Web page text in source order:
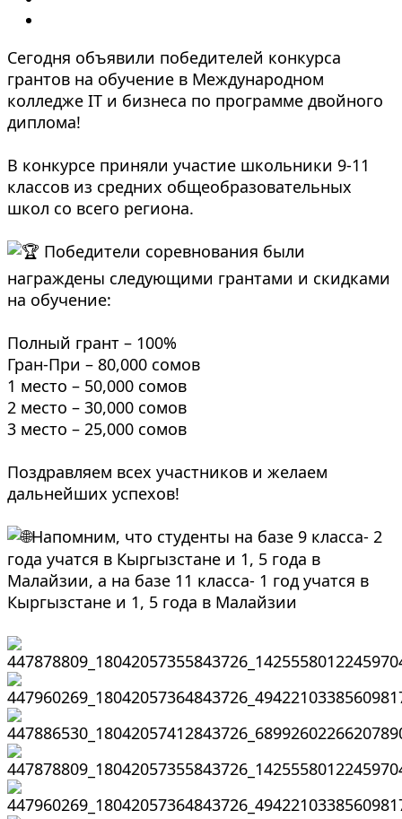
Сегодня объявили победителей конкурса
грантов на обучение в Международном
колледже IT и бизнеса по программе двойного
диплома!
В конкурсе приняли участие школьники 9-11
классов из средних общеобразовательных
школ со всего региона.
Победители соревнования были
награждены следующими грантами и скидками
на обучение:
Полный грант – 100%
Гран-При – 80,000 сомов
1 место – 50,000 сомов
2 место – 30,000 сомов
3 место – 25,000 сомов
Поздравляем всех участников и желаем
дальнейших успехов!
Напомним, что студенты на базе 9 класса- 2
года учатся в Кыргызстане и 1, 5 года в
Малайзии, а на базе 11 класса- 1 год учатся в
Кыргызстане и 1, 5 года в Малайзии